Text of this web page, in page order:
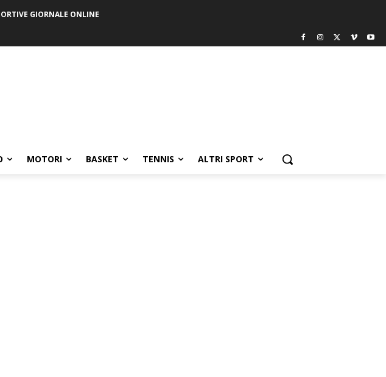
GIORNALE ONLINE
MOTORI BASKET TENNIS ALTRI SPORT